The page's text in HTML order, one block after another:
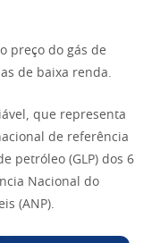
preço do gás de
de baixa renda.
que representa
de referência
petróleo (GLP) dos 6
Nacional do
(ANP).